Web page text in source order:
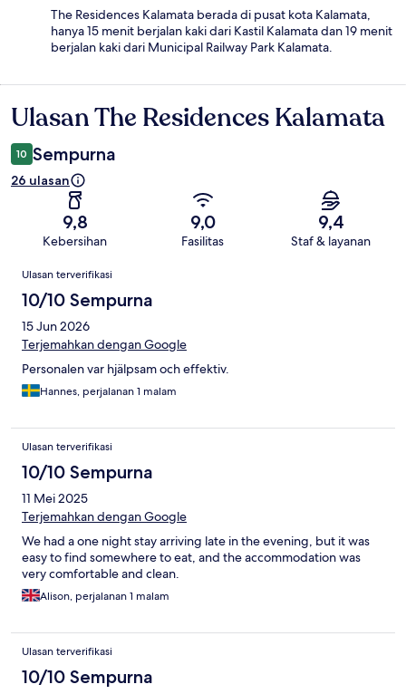
The Residences Kalamata berada di pusat kota Kalamata,
hanya 15 menit berjalan kaki dari Kastil Kalamata dan 19 menit
berjalan kaki dari Municipal Railway Park Kalamata.
Ulasan
Ulasan The Residences Kalamata
10 Sempurna
26 ulasan
9,8
Kebersihan
9,0
Fasilitas
9,4
Staf & layanan
Ulasan
Ulasan terverifikasi
10/10 Sempurna
15 Jun 2026
Terjemahkan dengan Google
Personalen var hjälpsam och effektiv.
Hannes, perjalanan 1 malam
Ulasan terverifikasi
10/10 Sempurna
11 Mei 2025
Terjemahkan dengan Google
We had a one night stay arriving late in the evening, but it was
easy to find somewhere to eat, and the accommodation was
very comfortable and clean.
Alison, perjalanan 1 malam
Ulasan terverifikasi
10/10 Sempurna